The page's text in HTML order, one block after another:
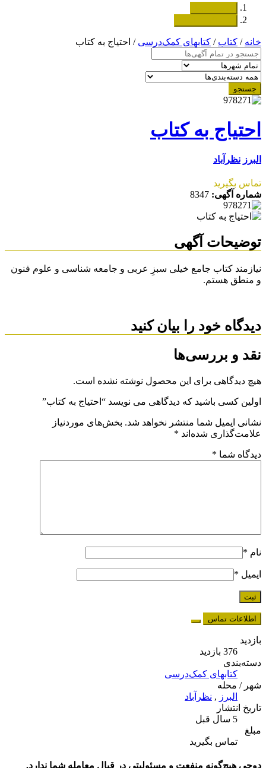
خانه/ کتاب/ کتابهای کمک‌درسی / احتیاج به کتاب
جستجو
احتیاج به کتاب
البرز نظرآباد
تماس بگیرید
شماره آگهی: 8347
توضیحات آگهی
نیازمند کتاب جامع خیلی سبزِ عربی و جامعه شناسی و علوم فنون
و منطق هستم.
دیدگاه خود را بیان کنید
نقد و بررسی‌ها
هیچ دیدگاهی برای این محصول نوشته نشده است.
اولین کسی باشید که دیدگاهی می نویسد “احتیاج به کتاب”
نشانی ایمیل شما منتشر نخواهد شد.بخش‌های موردنیاز
علامت‌گذاری شده‌اند *
دیدگاه شما *
نام *
ایمیل *
اطلاعات تماس
بازدید
376 بازدید
دسته‌بندی
کتابهای کمک‌درسی
شهر / محله
البرز , نظرآباد
تاریخ انتشار
5 سال قبل
مبلغ
تماس بگیرید
دوچی هیچ‌گونه منفعت و مسئولیتی در قبال معامله شما ندارد.